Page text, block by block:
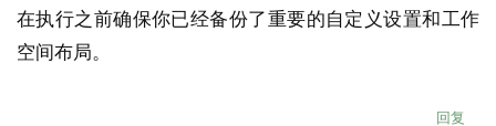
在执行之前确保你已经备份了重要的自定义设置和工作
空间布局。
回复